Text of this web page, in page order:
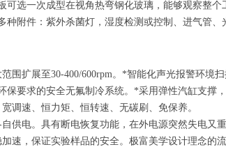
选一次成型在视角热弯钢化玻璃，能够观察整个
附件：紫外杀菌灯，湿度检测或控制、进气管、
扩展至30-400/600rpm。*智能化声光报警环境扫
要求的安全无氟制冷系统。*采用弹性汽缸支撑
调速、恒力矩、恒转速、无碳刷、免保养。
供电。具有断电恢复功能，在外电源突然失电又
速，保证实验样品的安全。极富美学设计理念的